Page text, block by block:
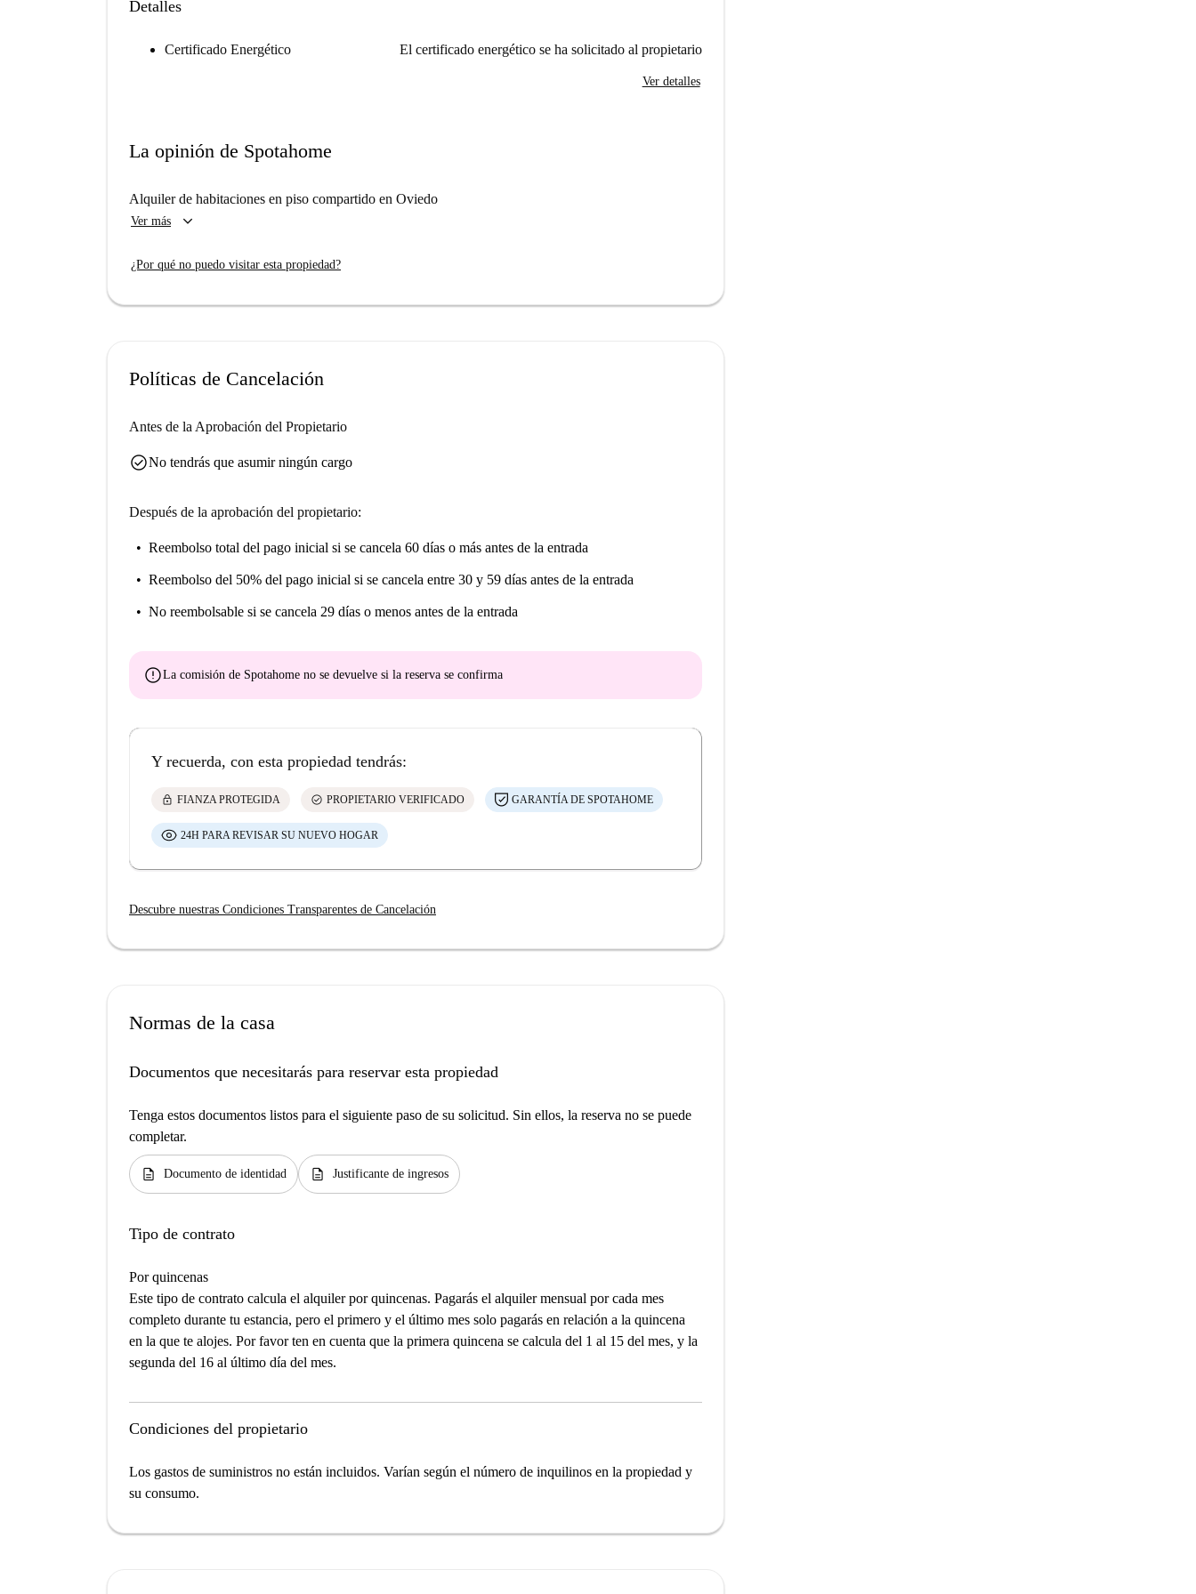
Detalles
Certificado Energético El certificado energético se ha solicitado al propietario
Ver detalles
La opinión de Spotahome
Alquiler de habitaciones en piso compartido en Oviedo
Ver más keyboard_arrow_down
¿Por qué no puedo visitar esta propiedad?
Políticas de Cancelación
Antes de la Aprobación del Propietario
check_circleNo tendrás que asumir ningún cargo
Después de la aprobación del propietario:
Reembolso total del pago inicial si se cancela 60 días o más antes de la entrada
Reembolso del 50% del pago inicial si se cancela entre 30 y 59 días antes de la entrada
No reembolsable si se cancela 29 días o menos antes de la entrada
errorLa comisión de Spotahome no se devuelve si la reserva se confirma
Y recuerda, con esta propiedad tendrás:
lock FIANZA PROTEGIDA check_circle PROPIETARIO VERIFICADO GARANTÍA DE SPOTAHOME
24H PARA REVISAR SU NUEVO HOGAR
Descubre nuestras Condiciones Transparentes de Cancelación
Normas de la casa
Documentos que necesitarás para reservar esta propiedad
Tenga estos documentos listos para el siguiente paso de su solicitud. Sin ellos, la reserva no se puede
completar.
description Documento de identidad description Justificante de ingresos
Tipo de contrato
Por quincenas
Este tipo de contrato calcula el alquiler por quincenas. Pagarás el alquiler mensual por cada mes
completo durante tu estancia, pero el primero y el último mes solo pagarás en relación a la quincena
en la que te alojes. Por favor ten en cuenta que la primera quincena se calcula del 1 al 15 del mes, y la
segunda del 16 al último día del mes.
Condiciones del propietario
Los gastos de suministros no están incluidos. Varían según el número de inquilinos en la propiedad y
su consumo.